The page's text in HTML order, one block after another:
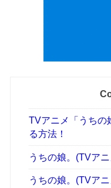
TVアニメ「うちの
る方法！
うちの娘。(TVア
うちの娘。(TVア